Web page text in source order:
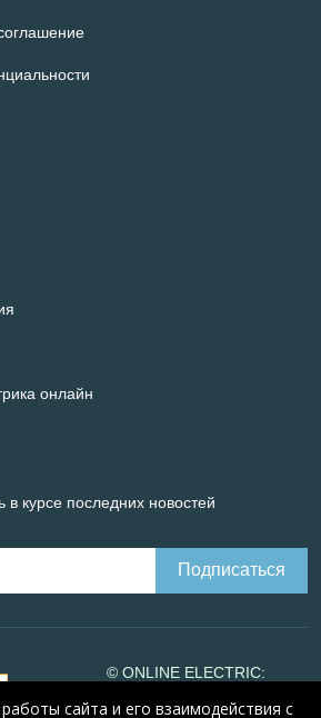
онлайн
в курсе последних новостей
© ONLINE ELECTRIC:
сайта и его взаимодействия с